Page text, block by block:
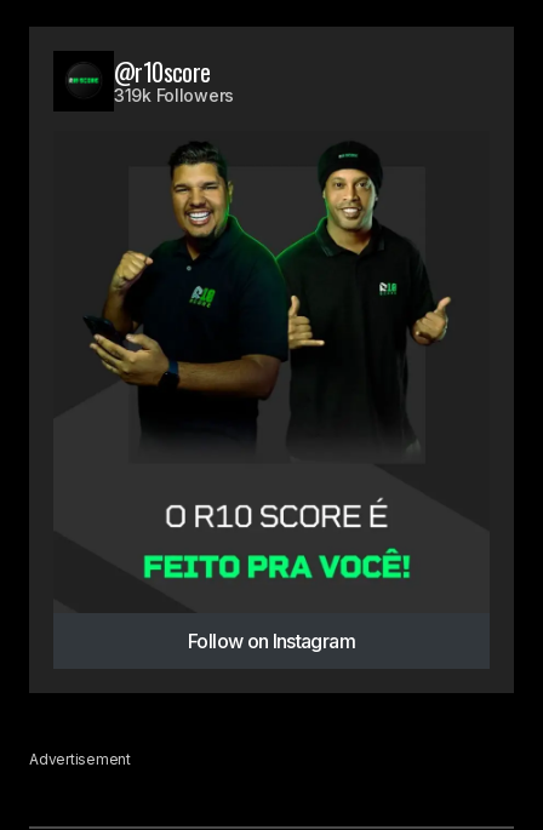
@r10score
319k Followers
Follow on Instagram
Advertisement